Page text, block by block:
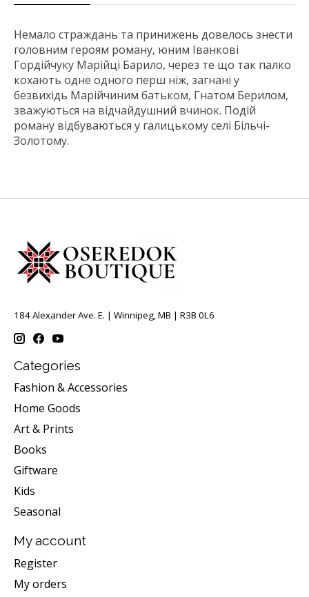
Немало страждань та принижень довелось знести
головним героям роману, юним Іванкові
Гордійчуку Марійці Барило, через те що так палко
кохають одне одного перш ніж, загнані у
безвихідь Марійчиним батьком, Гнатом Берилом,
зважуються на відчайдушний вчинок. Подій
роману відбуваються у галицькому селі Більчі-
Золотому.
184 Alexander Ave. E. | Winnipeg, MB | R3B 0L6
Categories
Fashion & Accessories
Home Goods
Art & Prints
Books
Giftware
Kids
Seasonal
My account
Register
My orders